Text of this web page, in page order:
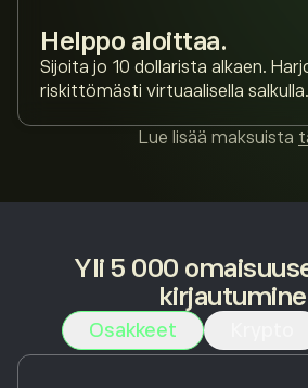
Helppo aloittaa.
Sijoita jo 10 dollarista alkaen.
riskittömästi virtuaalisella salkulla.
Lue lisää maksuista
Yli 5 000
Osakkeet